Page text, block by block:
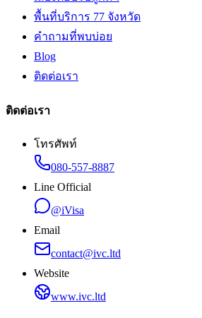
พื้นที่บริการ 77 จังหวัด
คำถามที่พบบ่อย
Blog
ติดต่อเรา
ติดต่อเรา
โทรศัพท์
080-557-8887
Line Official
@iVisa
Email
contact@ivc.ltd
Website
www.ivc.ltd